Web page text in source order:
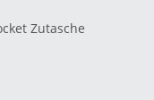
Zutasche